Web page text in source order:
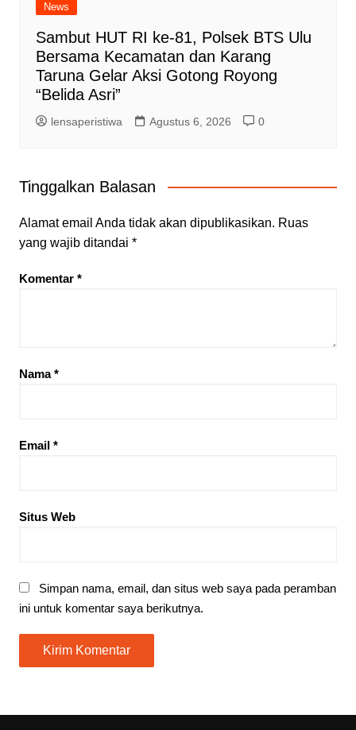
News
Sambut HUT RI ke-81, Polsek BTS Ulu
Bersama Kecamatan dan Karang
Taruna Gelar Aksi Gotong Royong
“Belida Asri”
lensaperistiwa Agustus 6, 2026 0
Tinggalkan Balasan
Alamat email Anda tidak akan dipublikasikan. Ruas
yang wajib ditandai *
Komentar *
Nama*
Email *
Situs Web
Simpan nama, email, dan situs web saya pada peramban
ini untuk komentar saya berikutnya.